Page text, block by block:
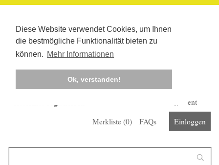
Diese Website verwendet Cookies, um Ihnen
die bestmögliche Funktionalität bieten zu
können. Mehr Informationen
Ok, verstanden!
Kostenlos registrieren
Corona-Management
Merkliste (0) FAQs Einloggen